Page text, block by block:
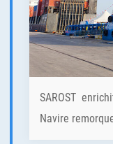
SAROST
Navire